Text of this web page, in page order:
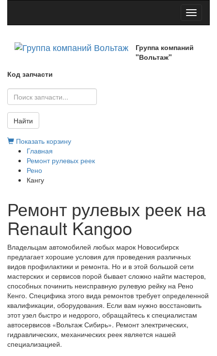
Toggle
Группа компаний
"Вольтаж"
Код запчасти
Найти
Показать корзину
Главная
Ремонт рулевых реек
Рено
Кангу
Ремонт рулевых реек на
Renault Kangoo
Владельцам автомобилей любых марок Новосибирск
предлагает хорошие условия для проведения различных
видов профилактики и ремонта. Но и в этой большой сети
мастерских и сервисов порой бывает сложно найти мастеров,
способных починить неисправную рулевую рейку на Рено
Кенго. Специфика этого вида ремонтов требует определенной
квалификации, оборудования. Если вам нужно восстановить
этот узел быстро и недорого, обращайтесь к специалистам
автосервисов «Вольтаж Сибирь». Ремонт электрических,
гидравлических, механических реек является нашей
специализацией.